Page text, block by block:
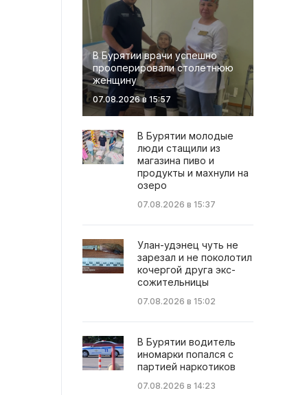
В Бурятии врачи успешно
прооперировали столетнюю
женщину
07.08.2026 в 15:57
В Бурятии молодые
люди стащили из
магазина пиво и
продукты и махнули на
озеро
07.08.2026 в 15:37
Улан-удэнец чуть не
зарезал и не поколотил
кочергой друга экс-
сожительницы
07.08.2026 в 15:02
В Бурятии водитель
иномарки попался с
партией наркотиков
07.08.2026 в 14:23